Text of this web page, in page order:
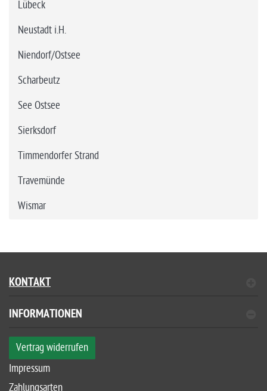
Lübeck
Neustadt i.H.
Niendorf/Ostsee
Scharbeutz
See Ostsee
Sierksdorf
Timmendorfer Strand
Travemünde
Wismar
KONTAKT
INFORMATIONEN
Vertrag widerrufen
Impressum
Zahlungsarten